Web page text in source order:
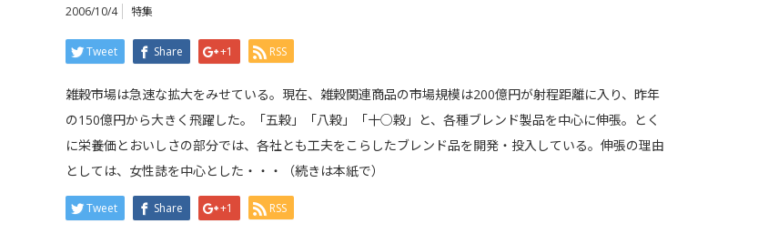
2006/10/4 特集
Tweet Share +1 RSS
雑穀市場は急速な拡大をみせている。現在、雑穀関連商品の市場規模は200億円が射程距離に入り、昨年
の150億円から大きく飛躍した。「五穀」「八穀」「十○穀」と、各種ブレンド製品を中心に伸張。とく
に栄養価とおいしさの部分では、各社とも工夫をこらしたブレンド品を開発・投入している。伸張の理由
としては、女性誌を中心とした・・・（続きは本紙で）
Tweet Share +1 RSS